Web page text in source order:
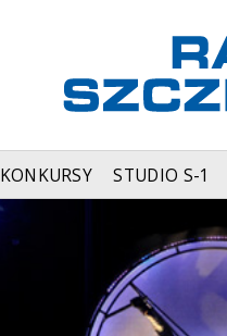
KONKURSY STUDIO S-1